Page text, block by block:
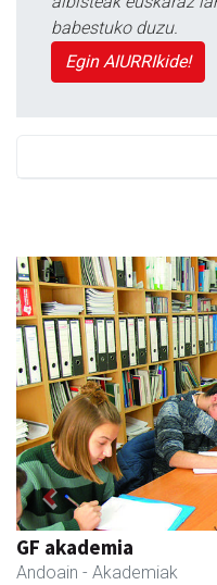
babestuko duzu.
Egin AIURRIkide!
GF akademia
Andoain - Akademiak
Previous